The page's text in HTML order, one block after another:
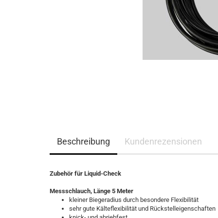
Beschreibung Kundenrezensionen
Zubehör für Liquid-Check
Messschlauch, Länge 5 Meter
kleiner Biegeradius durch besondere Flexibilität
sehr gute Kälteflexibilität und Rückstelleigenschaften